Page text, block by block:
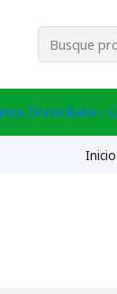
Domiciliaria
Inicio